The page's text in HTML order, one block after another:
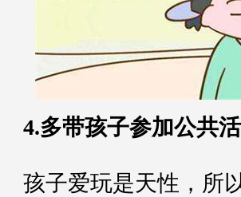
4.多带孩子参加公共
孩子爱玩是天性，所